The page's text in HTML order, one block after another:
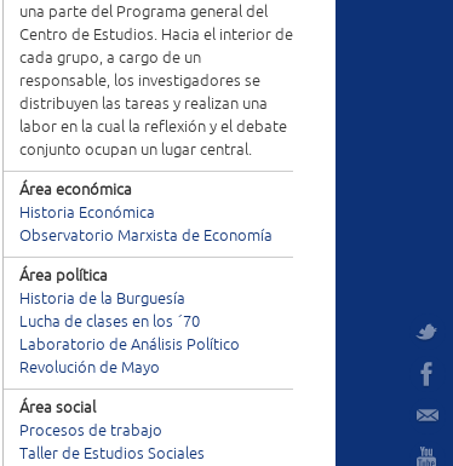
una parte del Programa general del
Centro de Estudios. Hacia el interior de
cada grupo, a cargo de un
responsable, los investigadores se
distribuyen las tareas y realizan una
labor en la cual la reflexión y el debate
conjunto ocupan un lugar central.
Área económica
Historia Económica
Observatorio Marxista de Economía
Área política
Historia de la Burguesía
Lucha de clases en los ´70
Laboratorio de Análisis Político
Revolución de Mayo
Área social
Procesos de trabajo
Taller de Estudios Sociales